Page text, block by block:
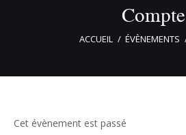
Compte
ACCUEIL ÉVÈNEMENTS
Cet évènement est passé